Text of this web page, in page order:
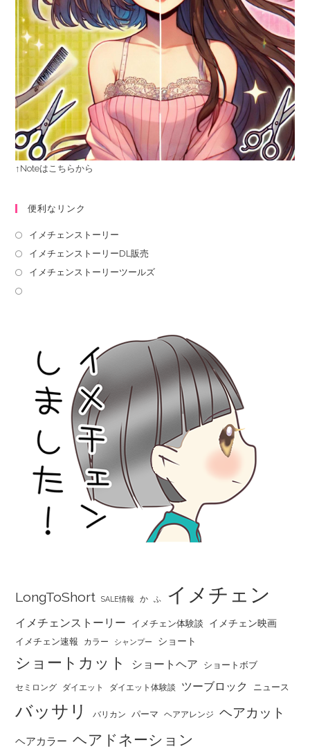
↑Noteはこちらから
便利なリンク
イメチェンストーリー
イメチェンストーリーDL販売
イメチェンストーリーツールズ
LongToShort SALE情報 か ふ イメチェン
イメチェンストーリー イメチェン体験談 イメチェン映画
イメチェン速報 カラー シャンプー ショート
ショートカット ショートヘア ショートボブ
セミロング ダイエット ダイエット体験談 ツーブロック ニュース
バッサリ バリカン パーマ ヘアアレンジ ヘアカット
ヘアカラー ヘアドネーション